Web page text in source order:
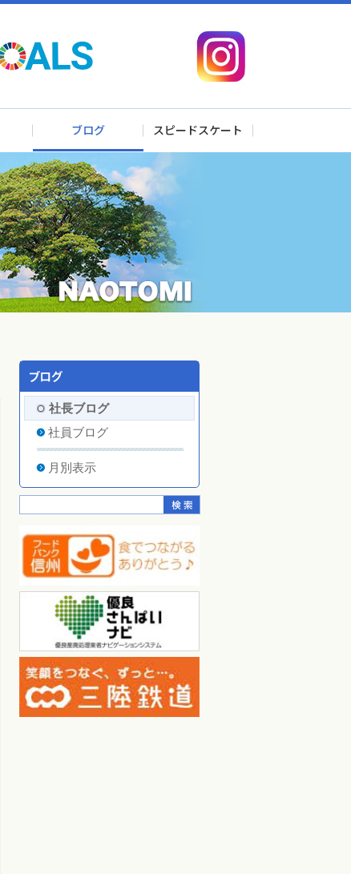
ブログ スピードスケート
社長ブログ
社員ブログ
月別表示